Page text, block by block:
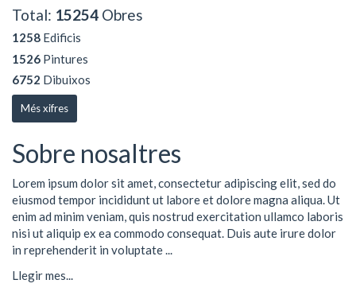
Total: 15254 Obres
1258 Edificis
1526 Pintures
6752 Dibuixos
Més xifres
Sobre nosaltres
Lorem ipsum dolor sit amet, consectetur adipiscing elit, sed do
eiusmod tempor incididunt ut labore et dolore magna aliqua. Ut
enim ad minim veniam, quis nostrud exercitation ullamco laboris
nisi ut aliquip ex ea commodo consequat. Duis aute irure dolor
in reprehenderit in voluptate ...
Llegir mes...